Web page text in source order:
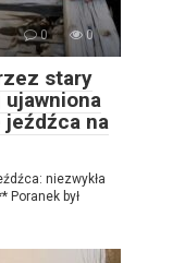
0 0
stary
na
niezwykła
Poranek był